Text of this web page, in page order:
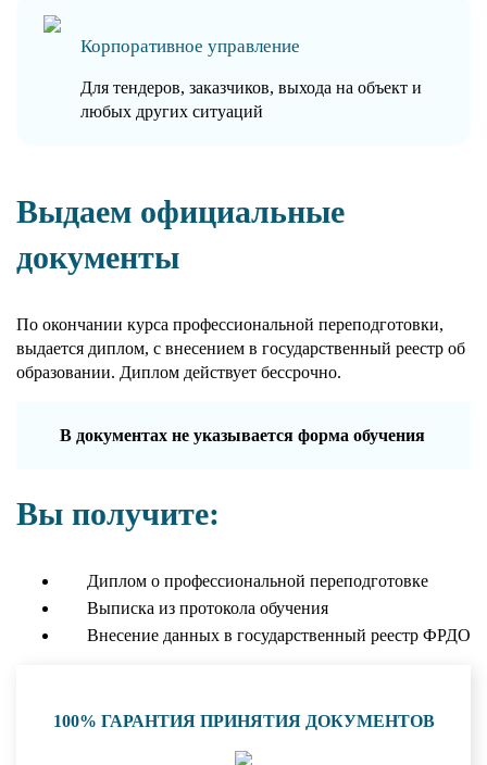
Корпоративное управление
Для тендеров, заказчиков, выхода на объект и
любых других ситуаций
Выдаем официальные
документы
По окончании курса профессиональной переподготовки,
выдается диплом, с внесением в государственный реестр об
образовании. Диплом действует бессрочно.
В документах не указывается форма обучения
Вы получите:
Диплом о профессиональной переподготовке
Выписка из протокола обучения
Внесение данных в государственный реестр ФРДО
100% ГАРАНТИЯ ПРИНЯТИЯ ДОКУМЕНТОВ